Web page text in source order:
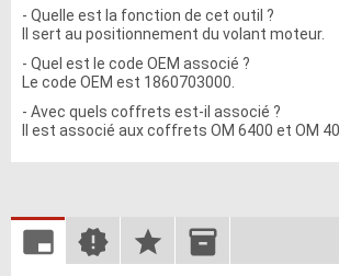
- Quelle est la fonction de cet outil ?
Il sert au positionnement du volant moteur.
- Quel est le code OEM associé ?
Le code OEM est 1860703000.
- Avec quels coffrets est-il associé ?
Il est associé aux coffrets OM 6400 et OM